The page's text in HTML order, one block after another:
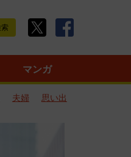
マンガ
夫婦
思い出